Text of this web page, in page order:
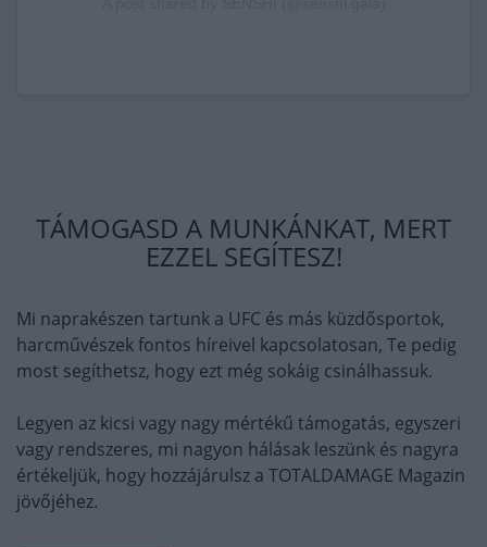
TÁMOGASD A MUNKÁNKAT, MERT
EZZEL SEGÍTESZ!
Mi naprakészen tartunk a UFC és más küzdősportok,
harcművészek fontos híreivel kapcsolatosan, Te pedig
most segíthetsz, hogy ezt még sokáig csinálhassuk.
Legyen az kicsi vagy nagy mértékű támogatás, egyszeri
vagy rendszeres, mi nagyon hálásak leszünk és nagyra
értékeljük, hogy hozzájárulsz a TOTALDAMAGE Magazin
jövőjéhez.